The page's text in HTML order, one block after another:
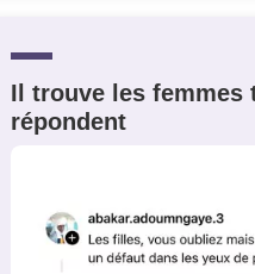
Il trouve les
répondent